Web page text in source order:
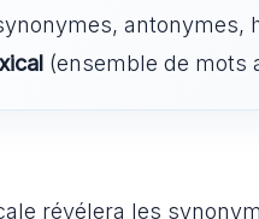
antonymes,
(ensemble de mots
révélera les